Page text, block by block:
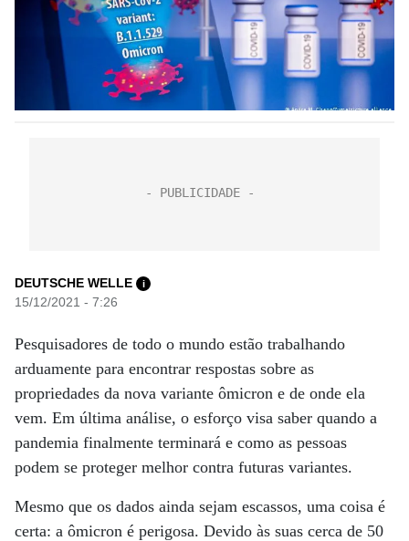
DEUTSCHE WELLE i
15/12/2021 - 7:26
Pesquisadores de todo o mundo estão trabalhando
arduamente para encontrar respostas sobre as
propriedades da nova variante ômicron e de onde ela
vem. Em última análise, o esforço visa saber quando a
pandemia finalmente terminará e como as pessoas
podem se proteger melhor contra futuras variantes.
Mesmo que os dados ainda sejam escassos, uma coisa é
certa: a ômicron é perigosa. Devido às suas cerca de 50